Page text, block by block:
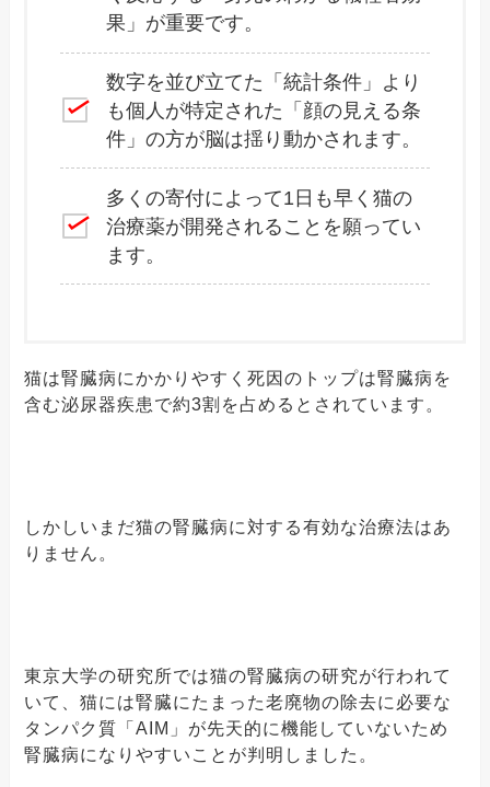
果」が重要です。
数字を並び立てた「統計条件」より
も個人が特定された「顔の見える条
件」の方が脳は揺り動かされます。
多くの寄付によって1日も早く猫の
治療薬が開発されることを願ってい
ます。
猫は腎臓病にかかりやすく死因のトップは腎臓病を
含む泌尿器疾患で約3割を占めるとされています。
しかしいまだ猫の腎臓病に対する有効な治療法はあ
りません。
東京大学の研究所では猫の腎臓病の研究が行われて
いて、猫には腎臓にたまった老廃物の除去に必要な
タンパク質「AIM」が先天的に機能していないため
腎臓病になりやすいことが判明しました。